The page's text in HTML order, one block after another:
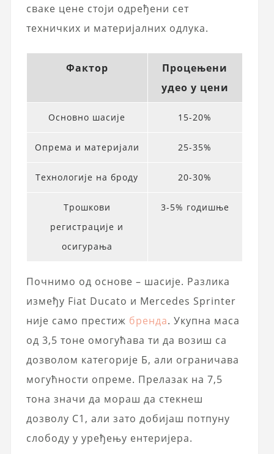
сваке цене стоји одређени сет
техничких и материјалних одлука.
Фактор
Процењени
удео у цени
Основно шасије 15-20%
Опрема и материјали 25-35%
Технологије на броду 20-30%
Трошкови
регистрације и
осигурања
3-5% годишње
Почнимо од основе – шасије. Разлика
између Fiat Ducato и Mercedes Sprinter
није само престиж бренда. Укупна маса
од 3,5 тоне омогућава ти да возиш са
дозволом категорије Б, али ограничава
могућности опреме. Прелазак на 7,5
тона значи да мораш да стекнеш
дозволу C1, али зато добијаш потпуну
слободу у уређењу ентеријера.